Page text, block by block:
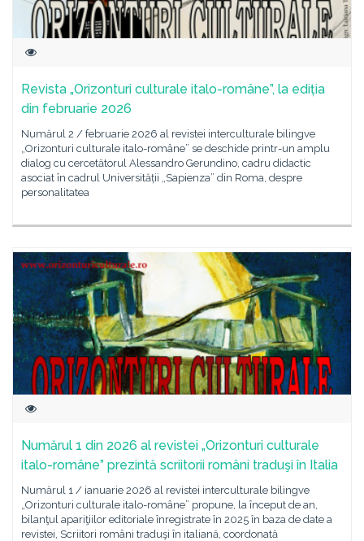
Revista „Orizonturi culturale italo-române”, la ediția
din februarie 2026
Numărul 2 / februarie 2026 al revistei interculturale bilingve
„Orizonturi culturale italo-române” se deschide printr-un amplu
dialog cu cercetătorul Alessandro Gerundino, cadru didactic
asociat în cadrul Universității „Sapienza” din Roma, despre
personalitatea
Numărul 1 din 2026 al revistei „Orizonturi culturale
italo-române” prezintă scriitorii români traduşi în Italia
Numărul 1 / ianuarie 2026 al revistei interculturale bilingve
„Orizonturi culturale italo-române” propune, la început de an,
bilanţul apariţiilor editoriale înregistrate în 2025 în baza de date a
revistei, Scriitori români traduşi în italiană, coordonată